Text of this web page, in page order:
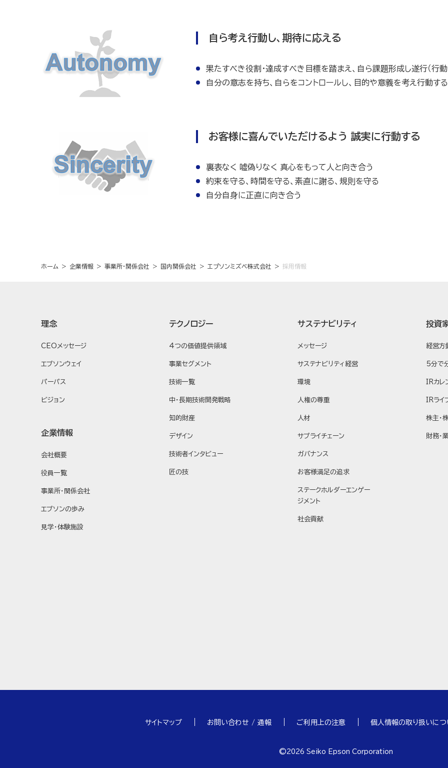
自ら考え行動し、期待に応える
果たすべき役割・達成すべき目標を踏まえ、自ら課題形成し遂行（行動
自分の意志を持ち、自らをコントロールし、目的や意義を考え行動する
お客様に喜んでいただけるよう 誠実に行動する
裏表なく 嘘偽りなく 真心をもって人と向き合う
約束を守る、時間を守る、素直に謝る、規則を守る
自分自身に正直に向き合う
ホーム 企業情報 事業所・関係会社 国内関係会社 エプソンミズベ株式会社 採用情報
理念
CEOメッセージ
エプソンウェイ
パーパス
ビジョン
企業情報
会社概要
役員一覧
事業所・関係会社
エプソンの歩み
見学・体験施設
テクノロジー
4つの価値提供領域
事業セグメント
技術一覧
中・長期技術開発戦略
知的財産
デザイン
技術者インタビュー
匠の技
サステナビリティ
メッセージ
サステナビリティ経営
環境
人権の尊重
人材
サプライチェーン
ガバナンス
お客様満足の追求
ステークホルダーエンゲー
ジメント
社会貢献
投資
経営方
5分で
IRカレ
IRライ
株主・
財務・
サイトマップ お問い合わせ / 通報 ご利用上の注意 個人情報の取り扱いにつ
©2026 Seiko Epson Corporation